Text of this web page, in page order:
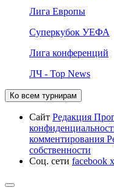
Лига Европы
Суперкубок УЕФА
Лига конференций
ЛЧ - Top News
Ко всем турнирам
Сайт Редакция
комментирования
собственности
Соц. сети facebook x